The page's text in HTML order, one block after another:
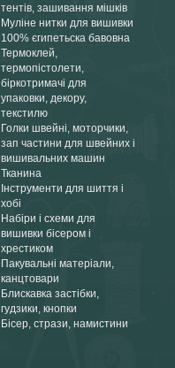
тентів, зашивання мішків
Муліне нитки для вишивки
100% єгипетьска бавовна
Термоклей,
термопістолети,
біркотримачі для
упаковки, декору,
текстилю
Голки швейні, моторчики,
зап частини для швейних і
вишивальних машин
Тканина
Інструменти для шиття і
хобі
Набіри і схеми для
вишивки бісером і
хрестиком
Пакувальні матеріали,
канцтовари
Блискавка застібки,
гудзики, кнопки
Бісер, стрази, намистини